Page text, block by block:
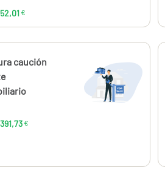
€
ahora
caución
€
391,73 €